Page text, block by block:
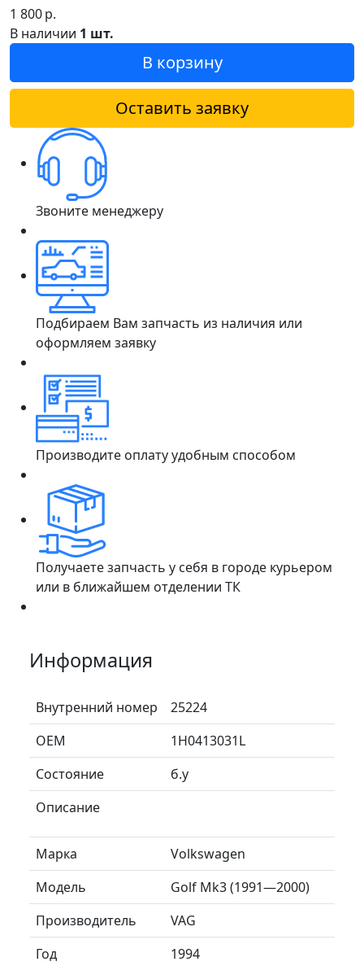
1 800р.
В наличии 1 шт.
В корзину
Оставить заявку
Звоните менеджеру
Подбираем Вам запчасть из наличия или
оформляем заявку
Производите оплату удобным способом
Получаете запчасть у себя в городе курьером
или в ближайшем отделении ТК
Информация
Внутренний номер
25224
ОЕМ
1H0413031L
Состояние
б.у
Описание
Марка
Volkswagen
Модель
Golf Mk3 (1991—2000)
Производитель
VAG
Год
1994